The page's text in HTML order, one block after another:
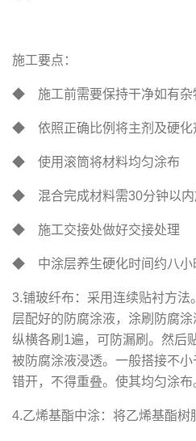
施工要点：
◆ 施工前需要保持干净如有杂
◆ 依照正确比例将主剂及硬化
◆ 使用滚筒将材料均匀涂布
◆ 混合完成材料需30分钟以内
◆ 施工交接处做好交接处理
◆ 中涂层养生硬化时间约八小
3.铺玻纤布：采用连续贴衬方
层配好的防腐涂液，涂刷防腐涂
纵横各刷1遍，可防漏刷。然后
被防腐涂液浸透。一般搭接不
错开，不得重叠。使其均匀涂布
4.乙烯基酯中涂：将乙烯基酯树